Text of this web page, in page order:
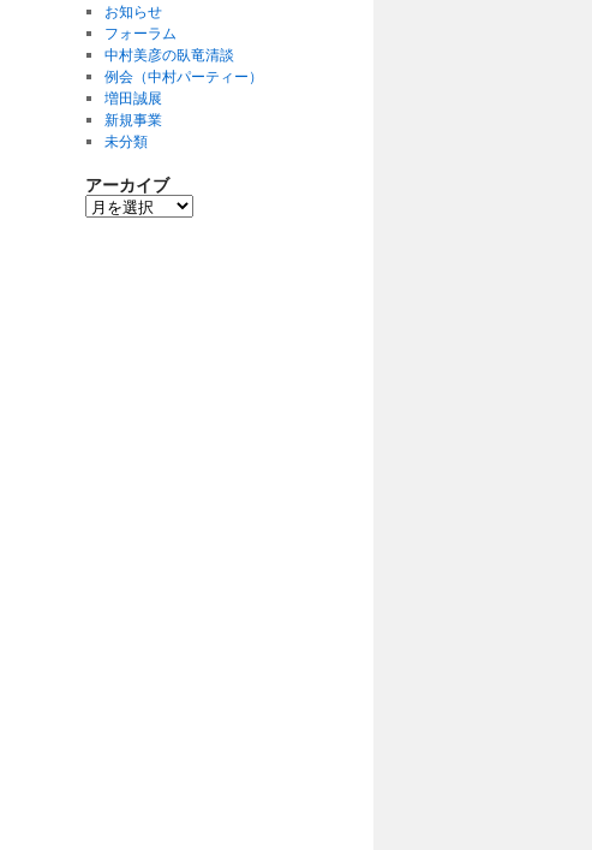
お知らせ
フォーラム
中村美彦の臥竜清談
例会（中村パーティー）
増田誠展
新規事業
未分類
アーカイブ
ア